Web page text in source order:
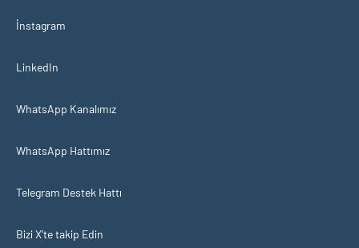
İnstagram
LinkedIn
WhatsApp Kanalımız
WhatsApp Hattımız
Telegram Destek Hattı
Bizi X’te takip Edin